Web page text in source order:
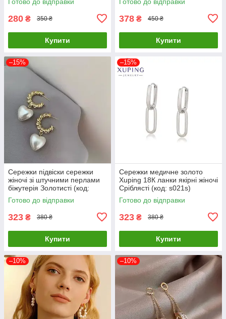
280 ₴ 350 ₴
Купити
378 ₴ 450 ₴
Купити
–15%
Сережки підвіски сережки
жіночі зі штучними перлами
біжутерія Золотисті (код:
s010y)
Готово до відправки
323 ₴ 380 ₴
Купити
–15%
Сережки медичне золото
Xuping 18К ланки якірні жіночі
Сріблясті (код: s021s)
Готово до відправки
323 ₴ 380 ₴
Купити
–10% –10%